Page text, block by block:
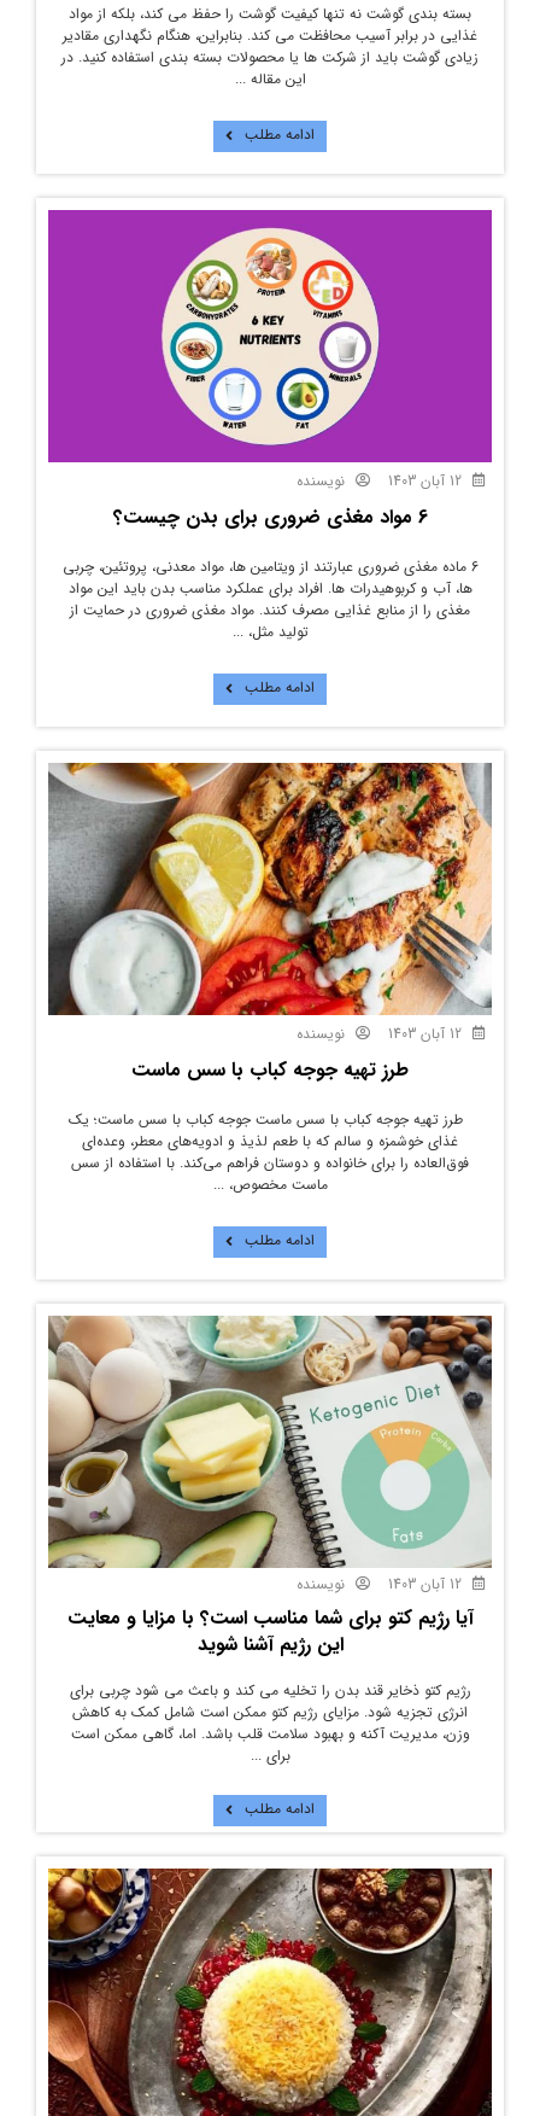
بسته بندی گوشت نه تنها کیفیت گوشت را حفظ می کند، بلکه از مواد
غذایی در برابر آسیب محافظت می کند. بنابراین، هنگام نگهداری مقادیر
زیادی گوشت باید از شرکت ها یا محصولات بسته بندی استفاده کنید. در
این مقاله ...
ادامه مطلب
نویسنده
6 مواد مغذی ضروری برای بدن چیست؟
6 ماده مغذی ضروری عبارتند از ویتامین ها، مواد معدنی، پروتئین، چربی
ها، آب و کربوهیدرات ها. افراد برای عملکرد مناسب بدن باید این مواد
مغذی را از منابع غذایی مصرف کنند. مواد مغذی ضروری در حمایت از
تولید مثل، ...
ادامه مطلب
نویسنده
طرز تهیه جوجه کباب با سس ماست
طرز تهیه جوجه کباب با سس ماست جوجه کباب با سس ماست؛ یک
غذای خوشمزه و سالم که با طعم لذیذ و ادویه‌های معطر، وعده‌ای
فوق‌العاده را برای خانواده و دوستان فراهم می‌کند. با استفاده از سس
ماست مخصوص، ...
ادامه مطلب
نویسنده
آیا رژیم کتو برای شما مناسب است؟ با مزایا و معایت
این رژیم آشنا شوید
رژیم کتو ذخایر قند بدن را تخلیه می کند و باعث می شود چربی برای
انرژی تجزیه شود. مزایای رژیم کتو ممکن است شامل کمک به کاهش
وزن، مدیریت آکنه و بهبود سلامت قلب باشد. اما، گاهی ممکن است
برای ...
ادامه مطلب